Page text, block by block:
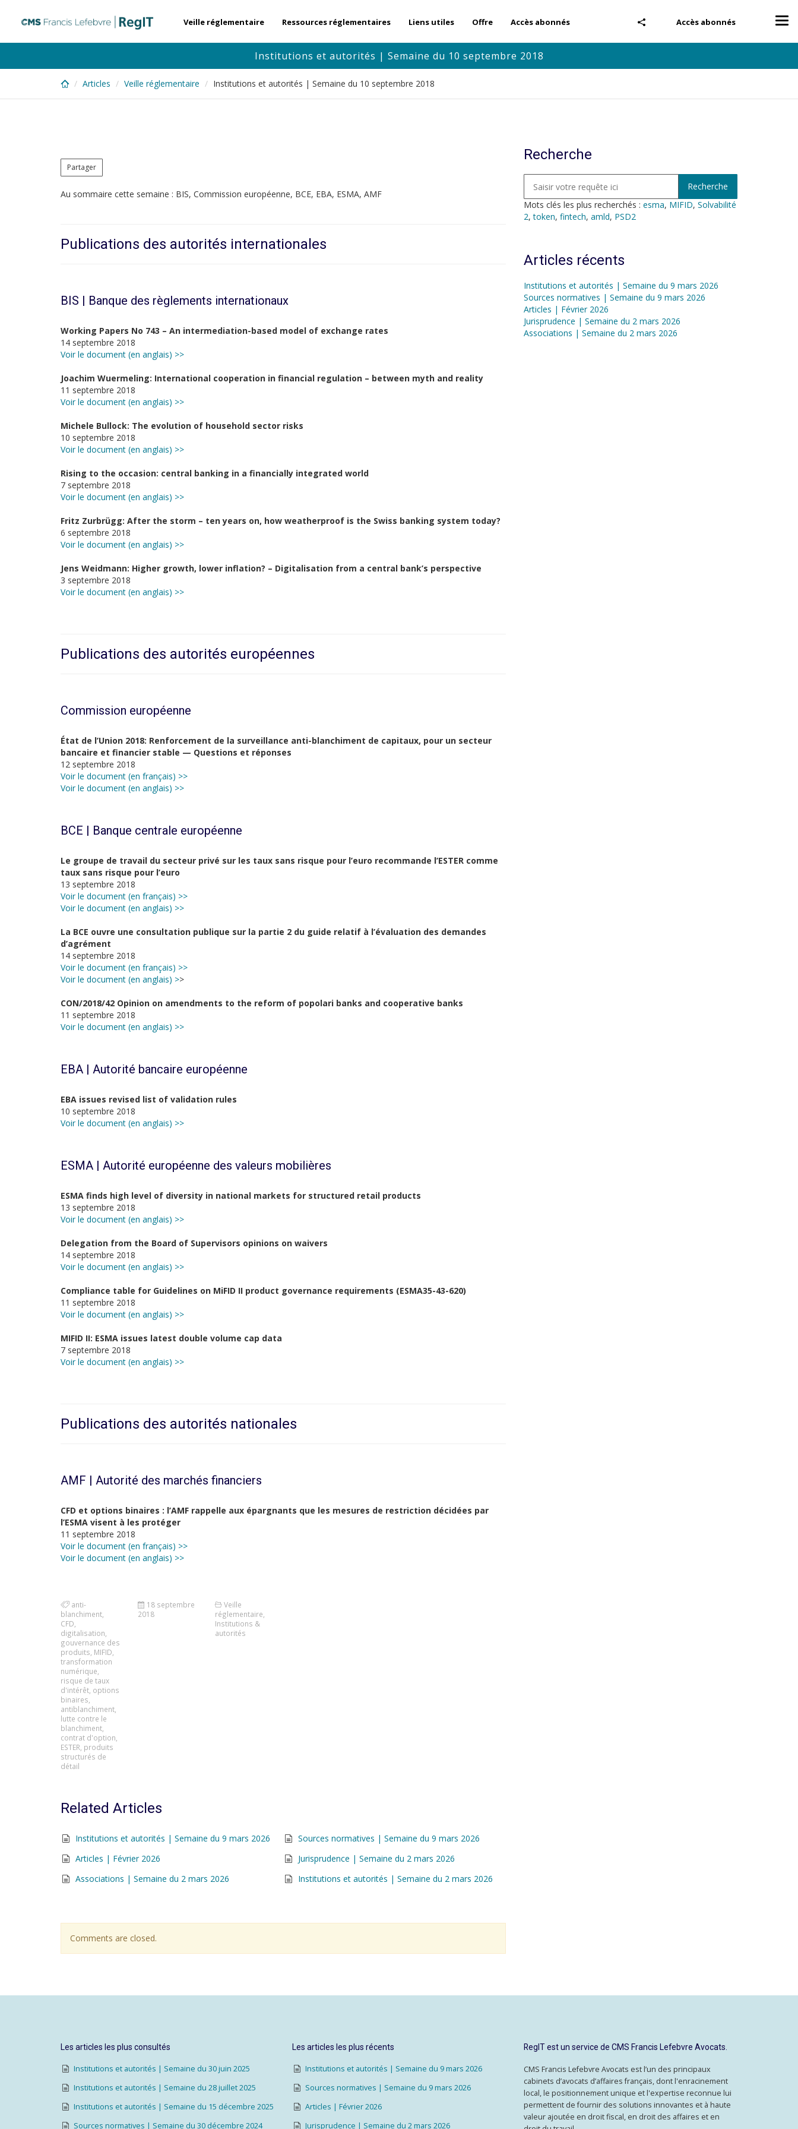
content
Accès abonnés
Veille réglementaire Ressources réglementaires Liens utiles Offre Accès abonnés
Institutions et autorités | Semaine du 10 septembre 2018
Articles Veille réglementaire Institutions et autorités | Semaine du 10 septembre 2018
Partager
Au sommaire cette semaine : BIS, Commission européenne, BCE, EBA, ESMA, AMF
Publications des autorités internationales
BIS | Banque des règlements internationaux
Working Papers No 743 – An intermediation-based model of exchange rates
14 septembre 2018
Voir le document (en anglais) >>
Joachim Wuermeling: International cooperation in financial regulation – between myth and reality
11 septembre 2018
Voir le document (en anglais) >>
Michele Bullock: The evolution of household sector risks
10 septembre 2018
Voir le document (en anglais) >>
Rising to the occasion: central banking in a financially integrated world
7 septembre 2018
Voir le document (en anglais) >>
Fritz Zurbrügg: After the storm – ten years on, how weatherproof is the Swiss banking system today?
6 septembre 2018
Voir le document (en anglais) >>
Jens Weidmann: Higher growth, lower inflation? – Digitalisation from a central bank’s perspective
3 septembre 2018
Voir le document (en anglais) >>
Publications des autorités européennes
Commission européenne
État de l’Union 2018: Renforcement de la surveillance anti-blanchiment de capitaux, pour un secteur
bancaire et financier stable — Questions et réponses
12 septembre 2018
Voir le document (en français) >>
Voir le document (en anglais) >>
BCE | Banque centrale européenne
Le groupe de travail du secteur privé sur les taux sans risque pour l’euro recommande l’ESTER comme
taux sans risque pour l’euro
13 septembre 2018
Voir le document (en français) >>
Voir le document (en anglais) >>
La BCE ouvre une consultation publique sur la partie 2 du guide relatif à l’évaluation des demandes
d’agrément
14 septembre 2018
Voir le document (en français) >>
Voir le document (en anglais) >>
CON/2018/42 Opinion on amendments to the reform of popolari banks and cooperative banks
11 septembre 2018
Voir le document (en anglais) >>
EBA | Autorité bancaire européenne
EBA issues revised list of validation rules
10 septembre 2018
Voir le document (en anglais) >>
ESMA | Autorité européenne des valeurs mobilières
ESMA finds high level of diversity in national markets for structured retail products
13 septembre 2018
Voir le document (en anglais) >>
Delegation from the Board of Supervisors opinions on waivers
14 septembre 2018
Voir le document (en anglais) >>
Compliance table for Guidelines on MiFID II product governance requirements (ESMA35-43-620)
11 septembre 2018
Voir le document (en anglais) >>
MIFID II: ESMA issues latest double volume cap data
7 septembre 2018
Voir le document (en anglais) >>
Publications des autorités nationales
AMF | Autorité des marchés financiers
CFD et options binaires : l’AMF rappelle aux épargnants que les mesures de restriction décidées par
l’ESMA visent à les protéger
11 septembre 2018
Voir le document (en français) >>
Voir le document (en anglais) >>
anti-
blanchiment
CFD
digitalisation
gouvernance des
produits MIFID
transformation
numérique
risque de taux
d'intérêt options
binaires
antiblanchiment
lutte contre le
blanchiment
contrat d'option
ESTER produits
structurés de
détail
18 septembre
2018
Veille
réglementaire
Institutions &
autorités
Related Articles
Institutions et autorités | Semaine du 9 mars 2026
Sources normatives | Semaine du 9 mars 2026
Articles | Février 2026
Jurisprudence | Semaine du 2 mars 2026
Associations | Semaine du 2 mars 2026
Institutions et autorités | Semaine du 2 mars 2026
Comments are closed.
Recherche
Mots clés les plus recherchés : esma, MIFID, Solvabilité
2,token, fintech, amld, PSD2
Articles récents
Institutions et autorités | Semaine du 9 mars 2026
Sources normatives | Semaine du 9 mars 2026
Articles | Février 2026
Jurisprudence | Semaine du 2 mars 2026
Associations | Semaine du 2 mars 2026
Les articles les plus consultés
Institutions et autorités | Semaine du 30 juin 2025
Institutions et autorités | Semaine du 28 juillet 2025
Institutions et autorités | Semaine du 15 décembre 2025
Sources normatives | Semaine du 30 décembre 2024
Les articles les plus récents
Institutions et autorités | Semaine du 9 mars 2026
Sources normatives | Semaine du 9 mars 2026
Articles | Février 2026
Jurisprudence | Semaine du 2 mars 2026
RegIT est un service de CMS Francis Lefebvre Avocats.
CMS Francis Lefebvre Avocats est l’un des principaux
cabinets d’avocats d’affaires français, dont l'enracinement
local, le positionnement unique et l'expertise reconnue lui
permettent de fournir des solutions innovantes et à haute
valeur ajoutée en droit fiscal, en droit des affaires et en